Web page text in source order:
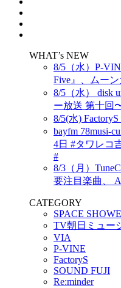
WHAT’s NEW
8/5（水）P-
Five』、ムーン
8/5（水） disk
ー放送 第十回
8/5(水)
bayfm 78musi-
4日 #タワレコ
#
8/3（月）
要注目楽曲、
CATEGORY
SPACE
TV朝日ミュー
VIA
P-VINE
FactoryS
SOUND FUJI
Re:minder